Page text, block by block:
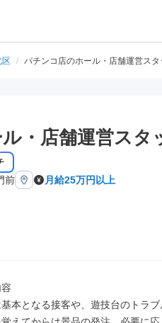
区 / パチンコ店のホール・店舗運営スタ
・店舗運営スタ
前 月給25万円以上
本となる接客や、遊技台のトラブ